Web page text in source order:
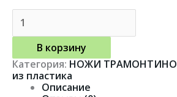
В корзину
Категория: НОЖИ ТРАМОНТИНО
из пластика
Описание